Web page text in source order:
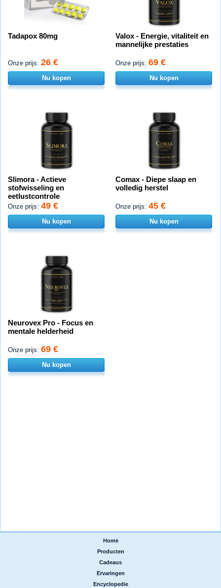
Tadapox 80mg
Onze prijs: 26 €
Nu kopen
Valox - Energie, vitaliteit en
mannelijke prestaties
Onze prijs: 69 €
Nu kopen
Slimora - Actieve
stofwisseling en
eetlustcontrole
Onze prijs: 49 €
Nu kopen
Comax - Diepe slaap en
volledig herstel
Onze prijs: 45 €
Nu kopen
Neurovex Pro - Focus en
mentale helderheid
Onze prijs: 69 €
Nu kopen
Home
Producten
Cadeaus
Ervaringen
Encyclopedie